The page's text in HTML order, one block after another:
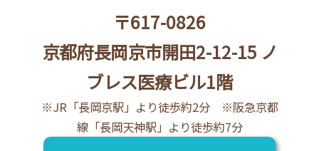
〒617-0826
京都府長岡京市開田2-12-15 ノ
ブレス医療ビル1階
※JR「長岡京駅」より徒歩約2分 ※阪急京都
線「長岡天神駅」より徒歩約7分